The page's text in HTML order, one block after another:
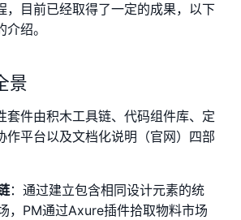
，目前已经取得了一定的成果，以下
绍。
景
套件由积木工具链、代码组件库、定
作平台以及文档化说明（官网）四部
：通过建立包含相同设计元素的统
，PM通过Axure插件拾取物料市场